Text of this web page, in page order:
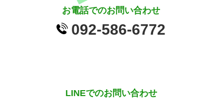
お電話でのお問い合わせ
092-586-6772
LINEでのお問い合わせ